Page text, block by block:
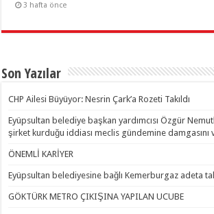
3 hafta önce
Son Yazılar
CHP Ailesi Büyüyor: Nesrin Çark’a Rozeti Takıldı
Eyüpsultan belediye başkan yardımcısı Özgür
şirket kurduğu iddiası meclis gündemine damgasını
ÖNEMLİ KARİYER
Eyüpsultan belediyesine bağlı Kemerburgaz adeta
GÖKTÜRK METRO ÇIKIŞINA YAPILAN UCUBE